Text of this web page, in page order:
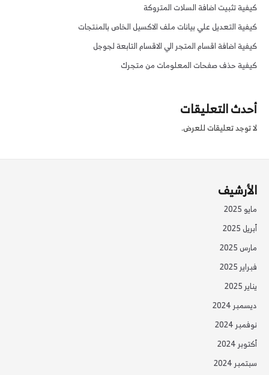
كيفية تثبيت اضافة السلات المتروكة
كيفية التعديل علي بيانات ملف الاكسيل الخاص بالمنتجات
كيفية اضافة اقسام المتجر الي الاقسام التابعة لجوجل
كيفية حذف صفحات المعلومات من متجرك
أحدث التعليقات
لا توجد تعليقات للعرض.
الأرشيف
مايو 2025
أبريل 2025
مارس 2025
فبراير 2025
يناير 2025
ديسمبر 2024
نوفمبر 2024
أكتوبر 2024
سبتمبر 2024